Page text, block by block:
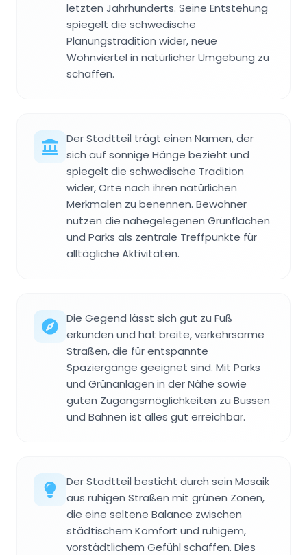
letzten Jahrhunderts. Seine Entstehung
spiegelt die schwedische
Planungstradition wider, neue
Wohnviertel in natürlicher Umgebung zu
schaffen.
Der Stadtteil trägt einen Namen, der
sich auf sonnige Hänge bezieht und
spiegelt die schwedische Tradition
wider, Orte nach ihren natürlichen
Merkmalen zu benennen. Bewohner
nutzen die nahegelegenen Grünflächen
und Parks als zentrale Treffpunkte für
alltägliche Aktivitäten.
Die Gegend lässt sich gut zu Fuß
erkunden und hat breite, verkehrsarme
Straßen, die für entspannte
Spaziergänge geeignet sind. Mit Parks
und Grünanlagen in der Nähe sowie
guten Zugangsmöglichkeiten zu Bussen
und Bahnen ist alles gut erreichbar.
Der Stadtteil besticht durch sein Mosaik
aus ruhigen Straßen mit grünen Zonen,
die eine seltene Balance zwischen
städtischem Komfort und ruhigem,
vorstädtlichem Gefühl schaffen. Dies